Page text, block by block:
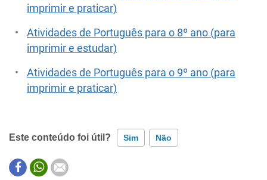
imprimir e praticar)
Atividades de Português para o 8º ano (para
imprimir e estudar)
Atividades de Português para o 9º ano (para
imprimir e praticar)
Este conteúdo foi útil? Sim Não